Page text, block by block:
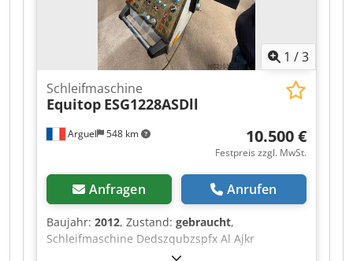
rufen Sie vorher an, wir sind nicht ständig vor
Ort. Dodpszqug Rofx Al Ajkr Van de Wert Trading
B.V. Bedrijfsstraat 3 5391 LR Nuland
1 /3
Arguel 548 km
Schleifmaschine
Equitop ESG1228ASDll
10.500 €
Festpreis zzgl. MwSt.
Anfragen Anrufen
Baujahr: 2012, Zustand: gebraucht,
Schleifmaschine Dedszqubzspfx Al Ajkr